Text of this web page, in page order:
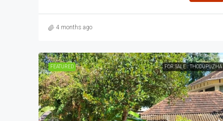
4 months ago
FEATURED FOR SALE THODUPUZHA